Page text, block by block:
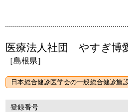
医療法人社団 やすぎ博
［島根県］
日本総合健診医学会の一般総合健診施
登録番号